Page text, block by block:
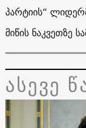
პარტიის“
მიწის ნაკვეთზე
ასევე